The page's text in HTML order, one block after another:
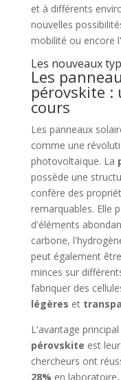
et à différents
nouvelles
mobilité ou encore
Les nouveaux
Les
pérovskite :
cours
Les panneaux
comme une
photovoltaïque. La
possède une
confère des
remarquables. Elle
d'éléments
carbone,
peut également
minces sur
fabriquer des
légères et
L'avantage
pérovskite est
chercheurs ont
28% en